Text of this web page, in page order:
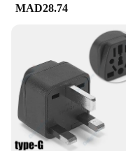
MAD28.74